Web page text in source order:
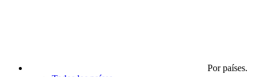
Por países.